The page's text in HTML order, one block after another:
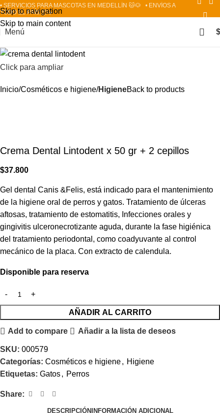
Skip to navigation
Skip to main content
• SERVICIOS PARA MASCOTAS EN MEDELLÍN 🐱🐶
• ENVÍOS A
TODO EL PAÍS 📦✈️
Menú $
Click para ampliar
Inicio Cosméticos e higiene HigieneBack to products
Crema Dental Lintodent x 50 gr + 2 cepillos
$37.800
Gel dental Canis &Felis, está indicado para el mantenimiento
de la higiene oral de perros y gatos. Tratamiento de úlceras
aftosas, tratamiento de estomatitis, Infecciones orales y
gingivitis ulceronecrotizante aguda, durante la fase higiénica
del tratamiento periodontal, como coadyuvante al control
mecánico de la placa. Con extracto de calendula.
Disponible para reserva
AÑADIR AL CARRITO
Add to compare Añadir a la lista de deseos
SKU: 000579
Categorías: Cosméticos e higiene, Higiene
Etiquetas: Gatos, Perros
Share:
DESCRIPCIÓN INFORMACIÓN ADICIONAL